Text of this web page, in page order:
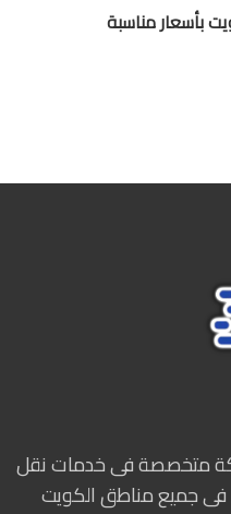
بأسعار مناسبة
متخصصة فى خدمات نقل
فى جميع مناطق الكويت